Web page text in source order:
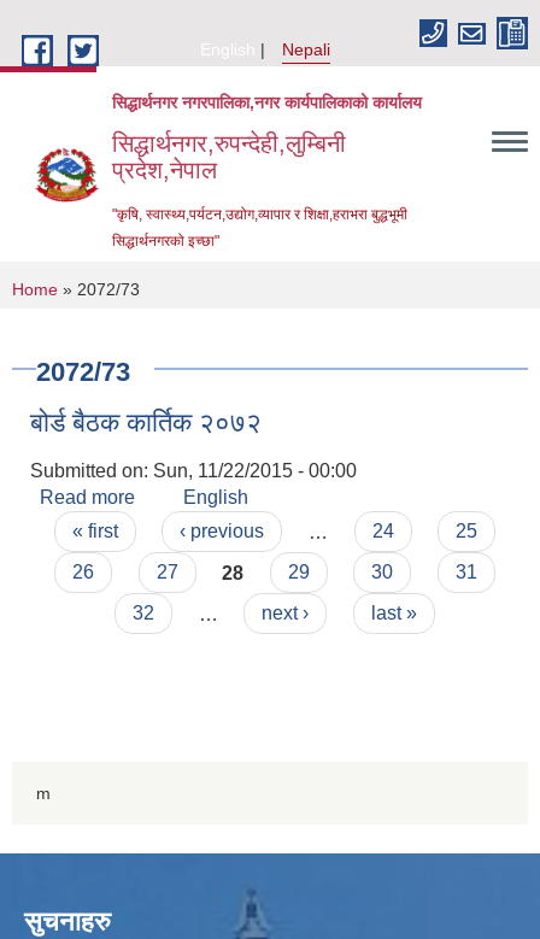
English
Nepali
सिद्धार्थनगर नगरपालिका,नगर कार्यपालिकाको कार्यालय
सिद्धार्थनगर,रुपन्देही,लुम्बिनी
प्रदेश,नेपाल
"कृषि, स्वास्थ्य,पर्यटन,उद्योग,व्यापार र शिक्षा,हराभरा बुद्धभूमी
सिद्धार्थनगरको इच्छा"
You are here
Home » 2072/73
2072/73
बोर्ड बैठक कार्तिक २०७२
Submitted on: Sun, 11/22/2015 - 00:00
Read more about बोर्ड बैठक कार्तिक २०७२
English
Pages
« first ‹ previous 24
25
26
27 28 29 30
31
32
next › last »
m
सुचनाहरु